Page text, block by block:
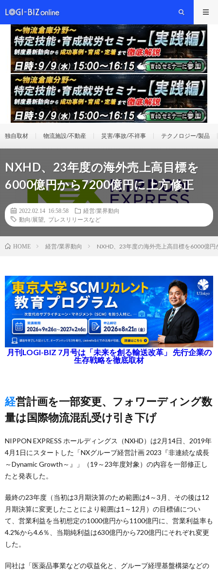
独自取材 物流施設/不動産 災害/事故/不祥事 テクノロジー/製品
NXHD、23年度の海外売上高目標を
6000億円から7200億円に上方修正
2022.02.14 16:58:58
経営/業界動向
動向/展望
プレスリリースなど
HOME 経営/業界動向 NXHD、23年度の海外売上高目標を6000億
月刊LOGI-BIZ 7月号は「未来を創る輸送改革」 先行企業の
生存戦略を徹底取材
経営計画を一部変更、フォワーディング数
量は国際物流混乱受け引き下げ
NIPPON EXPRESS ホールディングス（NXHD）は2月14日、2019年
4月1日にスタートした「NXグループ経営計画 2023『非連続な成長
～Dynamic Growth～』」（19～23年度対象）の内容を一部修正し
たと発表した。
最終の23年度（当初は3月期決算のため範囲は4～3月、その後は12
月期決算に変更したことにより範囲は1～12月）の目標値につい
て、営業利益を当初想定の1000億円から1100億円に、営業利益率も
4.2%から4.6％、当期純利益は630億円から720億円にそれぞれ変更
した。
同社は「医薬品事業などの収益化と、グループ経理基盤構築などの